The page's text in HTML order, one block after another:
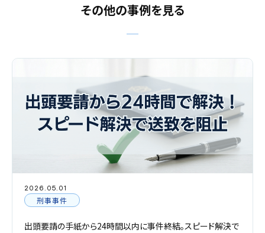
その他の事例を見る
2026.05.01
刑事事件
出頭要請の手紙から24時間以内に事件終結。スピード解決で